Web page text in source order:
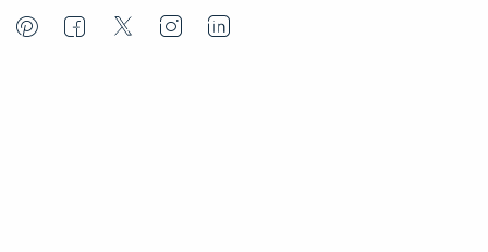
PinterestFacebook
TwitterInstagramLinkedIn